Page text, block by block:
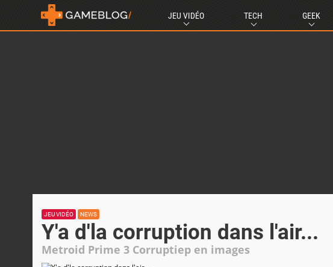
JEU VIDÉO TECH GEEK
JEU VIDÉO NEWS
Y'a d'la corruption dans l'air...
Metroid Prime 3 Corruptiep en images